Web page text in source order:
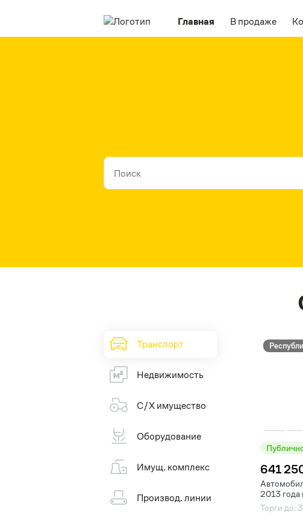
Главная В продаже
Транспорт
Недвижимость
С/Х имущество
Оборудование
Имущ. комплекс
Производ. линии
641
2013 года
Торги до: